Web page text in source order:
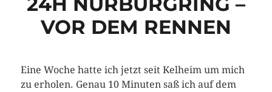
VOR DEM RENNEN
Eine Woche hatte ich jetzt seit Kelheim um mich
zu erholen. Genau 10 Minuten saß ich auf dem